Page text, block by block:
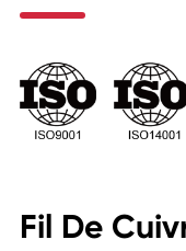
Fil De